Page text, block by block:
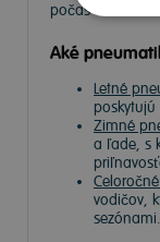
počas celého
Aké
Letné
Zimné
a ľade, s
vodičov,
sezónami.